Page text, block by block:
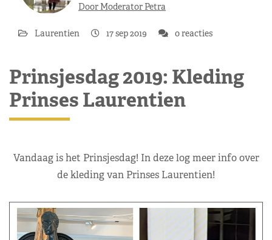
Door Moderator Petra
Laurentien 17 sep 2019 0 reacties
Prinsjesdag 2019: Kleding
Prinses Laurentien
Vandaag is het Prinsjesdag! In deze log meer info over
de kleding van Prinses Laurentien!